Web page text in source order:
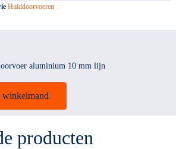
Huiddoorvoeren
aluminium 10 mm lijn
winkelmand
producten